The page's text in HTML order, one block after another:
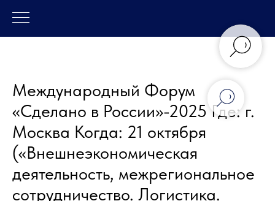
Международный Форум
«Сделано в России»-2025 Где: г.
Москва Когда: 21 октября
(«Внешнеэкономическая
деятельность, межрегиональное
сотрудничество. Логистика.